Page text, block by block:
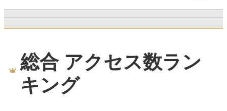
総合 アクセス数ラン
キング